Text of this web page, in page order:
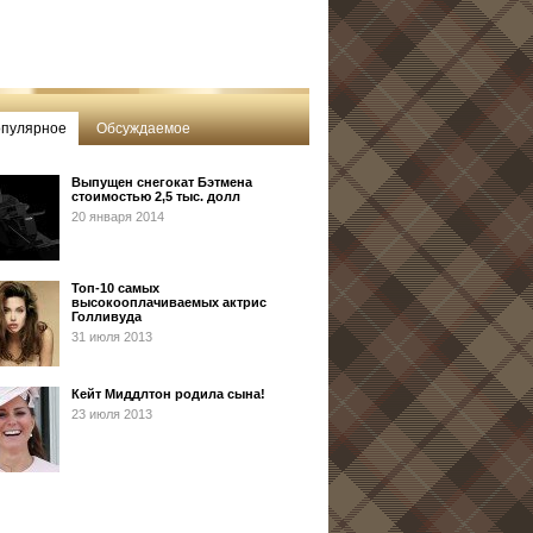
Обсуждаемое
Выпущен снегокат Бэтмена
стоимостью 2,5 тыс. долл
20 января 2014
Топ-10 самых
высокооплачиваемых актрис
Голливуда
31 июля 2013
Кейт Миддлтон родила сына!
23 июля 2013